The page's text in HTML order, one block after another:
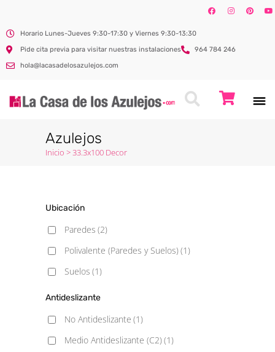
Horario Lunes-Jueves 9:30-17:30 y Viernes 9:30-13:30
Pide cita previa para visitar nuestras instalaciones
964 784 246
hola@lacasadelosazulejos.com
Azulejos
Inicio >33.3x100 Decor
Ubicación
Paredes (2)
Polivalente (Paredes y Suelos)(1)
Suelos (1)
Antideslizante
No Antideslizante (1)
Medio Antideslizante (C2)(1)